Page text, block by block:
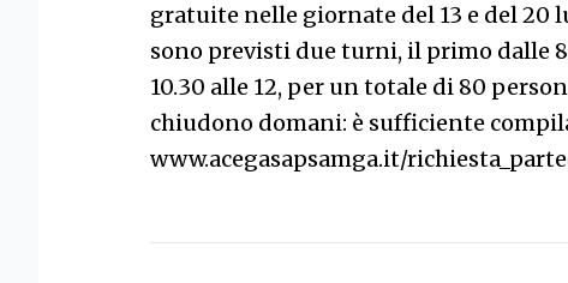
gratuite nelle giornate del 13 e del 20
sono previsti due turni, il primo dalle
10.30 alle 12, per un totale di 80
chiudono domani: è sufficiente
www.acegasapsamga.it/